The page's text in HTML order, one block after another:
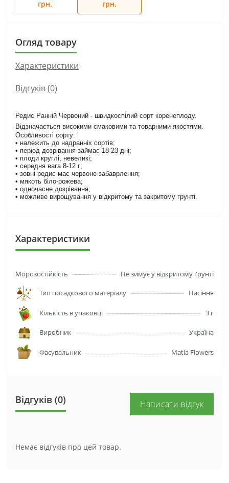
грн. грн.
Огляд товару
Характеристики
Відгуків (0)
Редис Ранній Червоний - швидкоспілий сорт коренеплоду.
Відзначається високими смаковими та товарними якостями.
Особливості сорту:
• належить до надранніх сортів;
• період дозрівання займає 18-23 дні;
• плоди круглі, невеликі;
• середня вага 8-12 г;
• зовні редис має червоне забаврлення;
• мякоть біло-рожева;
• одночасне дозрівання;
• можливе вирощування у відкритому та закритому грунті.
Характеристики
Морозостійкість Не зимує у відкритому ґрунті
Тип посадкового матеріалу Насіння
Кількість в упаковці 3 г
Виробник Україна
Фасувальник Matla Flowers
Відгуків (0) Написати відгук
Немає відгуків про цей товар.